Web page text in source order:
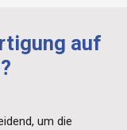
auf
um die